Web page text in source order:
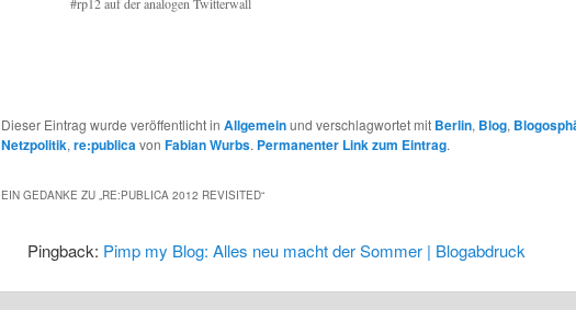
Dieser Eintrag wurde veröffentlicht in Allgemeinund verschlagwortet mit Berlin, Blog,
Netzpolitik, re:publicavon Fabian Wurbs. Permanenter Link zum Eintrag.
EIN GEDANKE ZU „RE:PUBLICA 2012 REVISITED“
Pingback: Pimp my Blog: Alles neu macht der Sommer | Blogabdruck